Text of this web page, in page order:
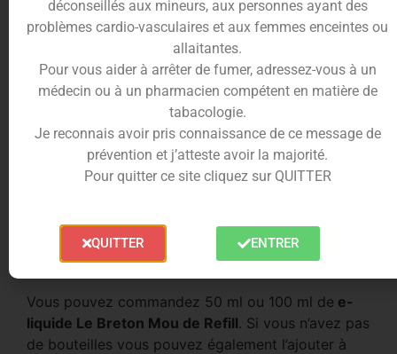
salé qui vous fera fondre de plaisir
Une saveur que l’on attendait vient de faire son
entrée dans la Refill Stationchez Ciga France. Il
fera le bonheur des amateurs de vape gourmande
bien sucrée. Lee-liquide Le breton mouest une
délicieuse recette de caramel rehaussé d’une
pointe de fleur de sel. Ne salivez plus, il est prêt à
Comment utiliser Refill Sation à
Ciga France ?
Vous pouvez commandez 50 ml ou 100 ml de e-
liquide Le Breton Mou de Refill. Si vous n’avez pas
de bouteilles vous pouvez également l’ajouter à
déconseillés aux mineurs, aux personnes ayant des
problèmes cardio-vasculaires et aux femmes enceintes ou
allaitantes.
Pour vous aider à arrêter de fumer, adressez-vous à un
médecin ou à un pharmacien compétent en matière de
tabacologie.
Je reconnais avoir pris connaissance de ce message de
prévention et j’atteste avoir la majorité.
Pour quitter ce site cliquez sur QUITTER
QUITTER ENTRER